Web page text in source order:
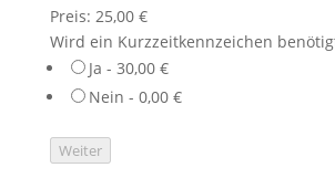
Preis: 25,00 €
Wird ein Kurzzeitkennzeichen
Ja - 30,00 €
Nein - 0,00 €
Weiter